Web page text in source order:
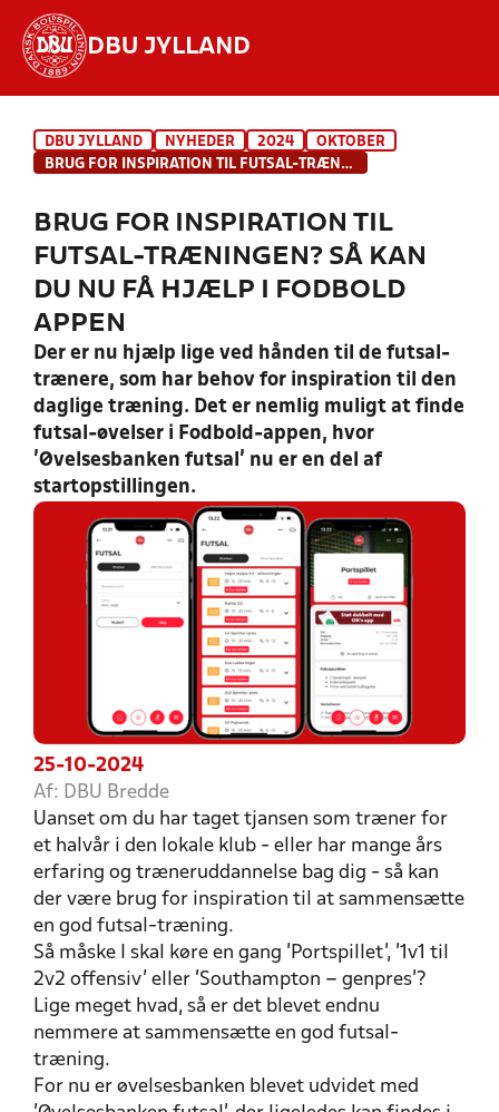
DBU JYLLAND
INDHOLD OG NYHEDER
HOLD
DBU JYLLAND NYHEDER 2024
OKTOBER
BRUG FOR INSPIRATION TIL FUTSAL-TRÆNINGEN? SÅ KAN DU NU FÅ HJÆLP I FODBOLD APPEN
BRUG FOR INSPIRATION TIL
FUTSAL-TRÆNINGEN? SÅ KAN
DU NU FÅ HJÆLP I FODBOLD
APPEN
Der er nu hjælp lige ved hånden til de futsal-
trænere, som har behov for inspiration til den
daglige træning. Det er nemlig muligt at finde
futsal-øvelser i Fodbold-appen, hvor
’Øvelsesbanken futsal’ nu er en del af
startopstillingen.
25-10-2024
Af: DBU Bredde
Uanset om du har taget tjansen som træner for
et halvår i den lokale klub - eller har mange års
erfaring og træneruddannelse bag dig - så kan
der være brug for inspiration til at sammensætte
en god futsal-træning.
Så måske I skal køre en gang ’Portspillet’, ’1v1 til
2v2 offensiv’ eller ’Southampton – genpres’?
Lige meget hvad, så er det blevet endnu
nemmere at sammensætte en god futsal-
træning.
For nu er øvelsesbanken blevet udvidet med